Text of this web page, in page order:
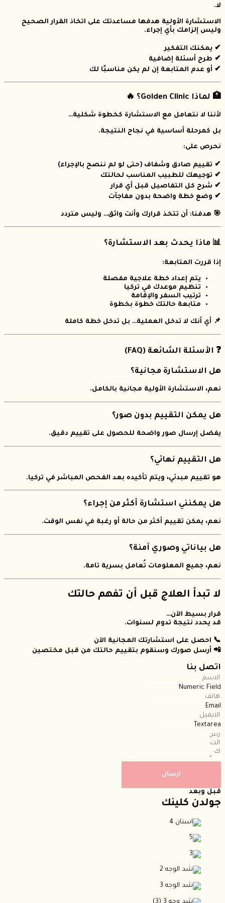
لا.
الاستشارة الأولية هدفها مساعدتك على اتخاذ القرار الصحيح
وليس إلزامك بأي إجراء.
✔ يمكنك التفكير
✔ طرح أسئلة إضافية
✔ أو عدم المتابعة إن لم يكن مناسبًا لك
🏥 لماذا Golden Clinic؟ 🔥
لأننا لا نتعامل مع الاستشارة كخطوة شكلية…
بل كمرحلة أساسية في نجاح النتيجة.
نحرص على:
✔ تقييم صادق وشفاف (حتى لو لم ننصح بالإجراء)
✔ توجيهك للطبيب المناسب لحالتك
✔ شرح كل التفاصيل قبل أي قرار
✔ وضع خطة واضحة بدون مفاجآت
🎯 هدفنا: أن تتخذ قرارك وأنت واثق… وليس متردد
📊 ماذا يحدث بعد الاستشارة؟
إذا قررت المتابعة:
يتم إعداد خطة علاجية مفصلة
تنظيم موعدك في تركيا
ترتيب السفر والإقامة
متابعة حالتك خطوة بخطوة
📌 أي أنك لا تدخل العملية… بل تدخل خطة كاملة
❓ الأسئلة الشائعة (FAQ)
هل الاستشارة مجانية؟
نعم، الاستشارة الأولية مجانية بالكامل.
هل يمكن التقييم بدون صور؟
يفضل إرسال صور واضحة للحصول على تقييم دقيق.
هل التقييم نهائي؟
هو تقييم مبدئي، ويتم تأكيده بعد الفحص المباشر في تركيا.
هل يمكنني استشارة أكثر من إجراء؟
نعم، يمكن تقييم أكثر من حالة أو رغبة في نفس الوقت.
هل بياناتي وصوري آمنة؟
نعم، جميع المعلومات تُعامل بسرية تامة.
لا تبدأ العلاج قبل أن تفهم حالتك
قرار بسيط الآن…
قد يحدد نتيجة تدوم لسنوات.
📞 احصل على استشارتك المجانية الآن
📲 أرسل صورك وسنقوم بتقييم حالتك من قبل مختصين
اتصل بنا
Numeric Field
Email
Textarea
ارسال
قبل وبعد
جولدن كلينك